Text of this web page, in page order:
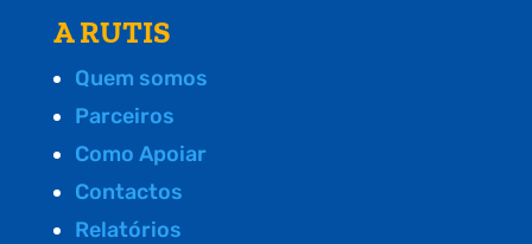
A RUTIS
Quem somos
Parceiros
Como Apoiar
Contactos
Relatórios